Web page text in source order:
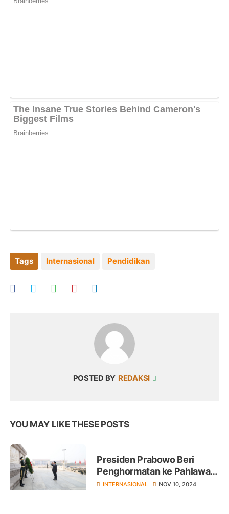
Tags Internasional Pendidikan
POSTED BY REDAKSI
YOU MAY LIKE THESE POSTS
Presiden Prabowo Beri
Penghormatan ke Pahlawan
Tiongkok Meletakkan
INTERNASIONAL NOV 10, 2024